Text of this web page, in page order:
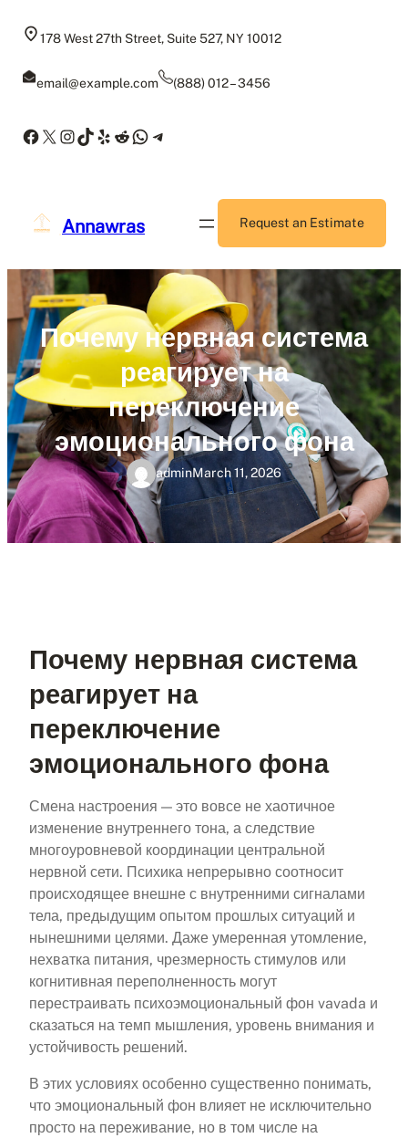
178 West 27th Street, Suite 527, NY 10012
email@example.com (888) 012 – 3456
Facebook
X Instagram
TikTok
Yelp
Reddit
WhatsApp
Telegram
Annawras Request an Estimate
Почему нервная система
реагирует на
переключение
эмоционального фона
adminMarch 11, 2026
Почему нервная система
реагирует на
переключение
эмоционального фона
Смена настроения — это вовсе не хаотичное
изменение внутреннего тона, а следствие
многоуровневой координации центральной
нервной сети. Психика непрерывно соотносит
происходящее внешне с внутренними сигналами
тела, предыдущим опытом прошлых ситуаций и
нынешними целями. Даже умеренная утомление,
нехватка питания, чрезмерность стимулов или
когнитивная переполненность могут
перестраивать психоэмоциональный фон vavada и
сказаться на темп мышления, уровень внимания и
устойчивость решений.
В этих условиях особенно существенно понимать,
что эмоциональный фон влияет не исключительно
просто на переживание, но в том числе на